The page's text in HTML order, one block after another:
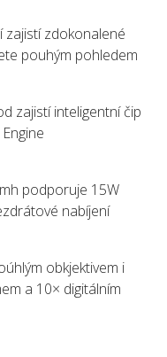
zajistí zdokonalené
pouhým pohledem
zajistí inteligentní čip
podporuje 15W
nabíjení
obkjektivem i
a 10× digitálním